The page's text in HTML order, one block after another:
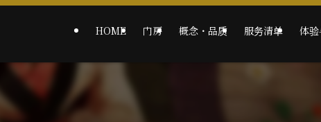
HOME 门房 概念・品质 服务清单 体